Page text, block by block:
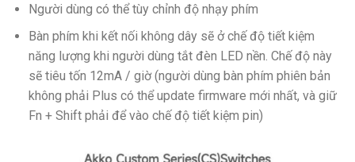
Người dùng có thể tùy chỉnh độ nhạy phím
Bàn phím khi kết nối không dây sẽ ở chế độ tiết kiệm
năng lượng khi người dùng tắt đèn LED nền. Chế độ này
sẽ tiêu tốn 12mA / giờ (người dùng bàn phím phiên bản
không phải Plus có thể update firmware mới nhất, và giữ
Fn + Shift phải để vào chế độ tiết kiệm pin)